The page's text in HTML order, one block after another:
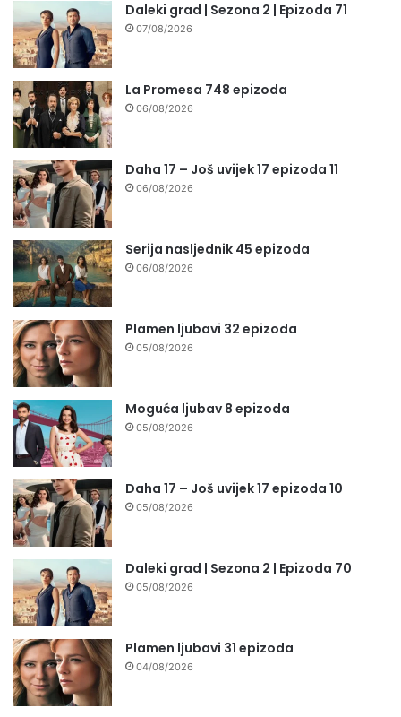
Daleki grad | Sezona 2 | Epizoda 71
07/08/2026
La Promesa 748 epizoda
06/08/2026
Daha 17 – Još uvijek 17 epizoda 11
06/08/2026
Serija nasljednik 45 epizoda
06/08/2026
Plamen ljubavi 32 epizoda
05/08/2026
Moguća ljubav 8 epizoda
05/08/2026
Daha 17 – Još uvijek 17 epizoda 10
05/08/2026
Daleki grad | Sezona 2 | Epizoda 70
05/08/2026
Plamen ljubavi 31 epizoda
04/08/2026